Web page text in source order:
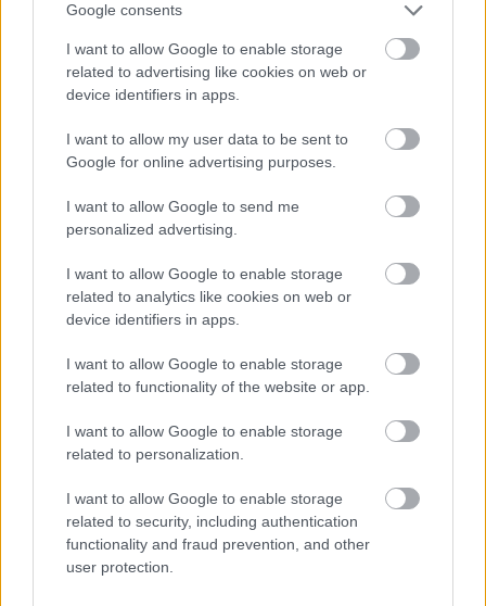
Google consents
I want to allow Google to enable storage
related to advertising like cookies on web or
device identifiers in apps.
I want to allow my user data to be sent to
Google for online advertising purposes.
I want to allow Google to send me
personalized advertising.
I want to allow Google to enable storage
related to analytics like cookies on web or
device identifiers in apps.
I want to allow Google to enable storage
related to functionality of the website or app.
I want to allow Google to enable storage
related to personalization.
I want to allow Google to enable storage
related to security, including authentication
functionality and fraud prevention, and other
user protection.
Kiderült, mennyi mindent jelenthet: itt az első országos
2026.08.06. 13:05